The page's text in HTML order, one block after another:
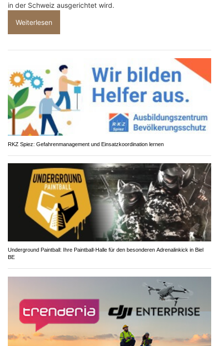
in der Schweiz ausgerichtet wird.
Weiterlesen
RKZ Spiez: Gefahrenmanagement und Einsatzkoordination lernen
Underground Paintball: Ihre Paintball-Halle für den besonderen Adrenalinkick in Biel
BE